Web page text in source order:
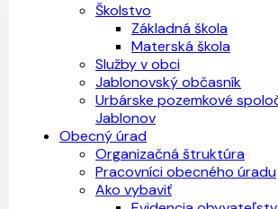
Školstvo
Základná škola
Materská škola
Služby v obci
Jablonovský občasník
Urbárske pozemkové
Jablonov
Obecný úrad
Organizačná štruktúra
Pracovníci obecného úradu
Ako vybaviť